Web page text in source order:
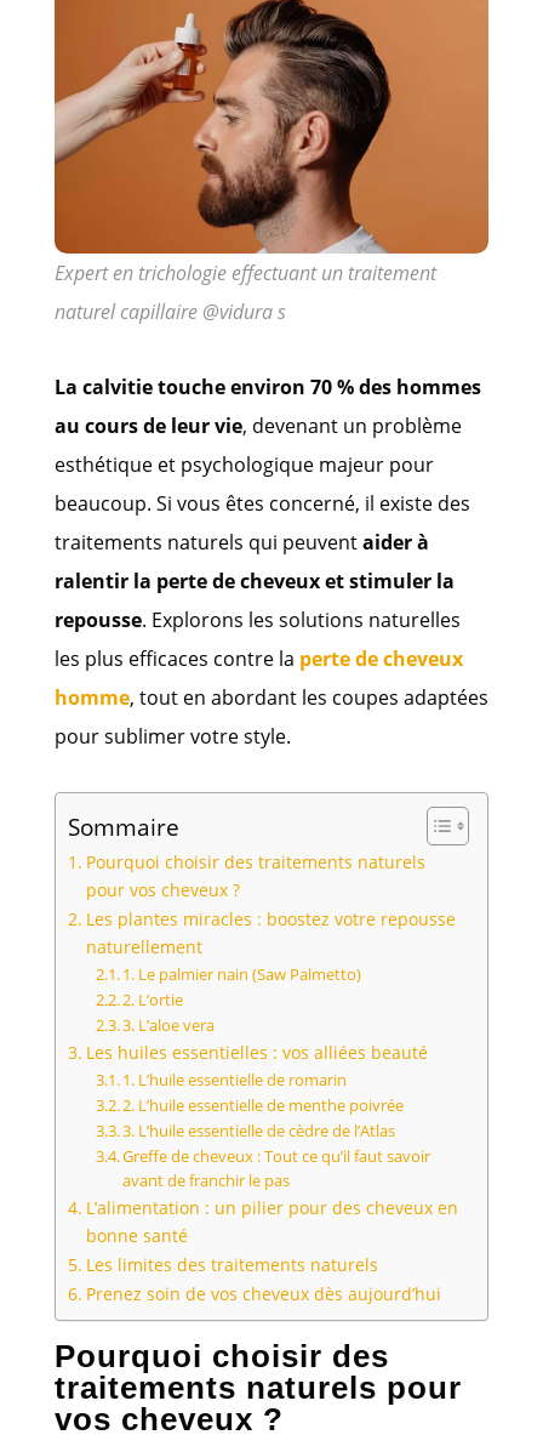
Expert en trichologie effectuant un traitement
naturel capillaire @vidura s
La calvitie touche environ 70 % des hommes
au cours de leur vie, devenant un problème
esthétique et psychologique majeur pour
beaucoup. Si vous êtes concerné, il existe des
traitements naturels qui peuventaider à
ralentir la perte de cheveux et stimuler la
repousse. Explorons les solutions naturelles
les plus efficaces contre la perte de cheveux
homme, tout en abordant les coupes adaptées
pour sublimer votre style.
Sommaire
Pourquoi choisir des traitements naturels
pour vos cheveux ?
Les plantes miracles : boostez votre repousse
naturellement
1. Le palmier nain (Saw Palmetto)
2. L’ortie
3. L’aloe vera
Les huiles essentielles : vos alliées beauté
1. L’huile essentielle de romarin
2. L’huile essentielle de menthe poivrée
3. L’huile essentielle de cèdre de l’Atlas
Greffe de cheveux : Tout ce qu’il faut savoir
avant de franchir le pas
L’alimentation : un pilier pour des cheveux en
bonne santé
Les limites des traitements naturels
Prenez soin de vos cheveux dès aujourd’hui
Pourquoi choisir des
traitements naturels pour
vos cheveux ?